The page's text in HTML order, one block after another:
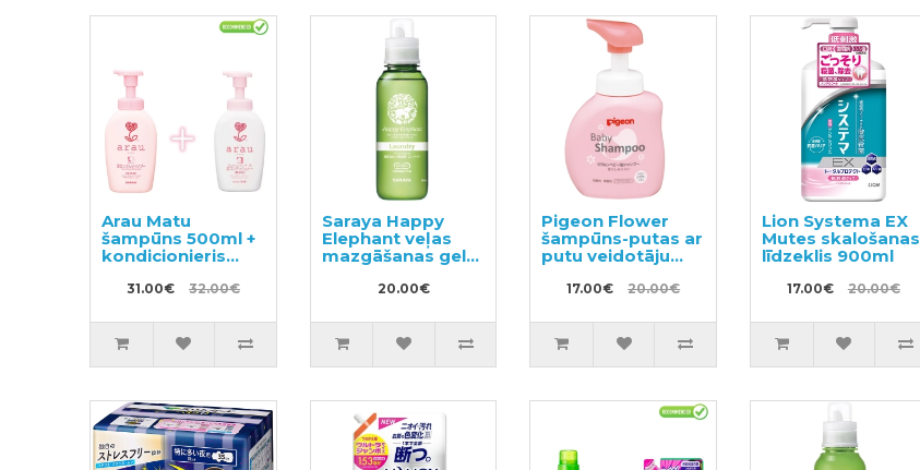
Arau Matu
šampūns 500ml +
kondicionieris
31.00€ 32.00€
Saraya Happy
Elephant veļas
mazgāšanas gels
20.00€
Pigeon Flower
šampūns-putas ar
putu veidotāju
17.00€ 20.00€
Lion Systema EX
Mutes skalošanas
līdzeklis 900ml
17.00€ 20.00€